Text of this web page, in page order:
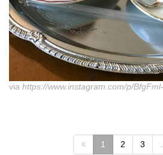
via https://www.instagram.com/p/
1 2 3